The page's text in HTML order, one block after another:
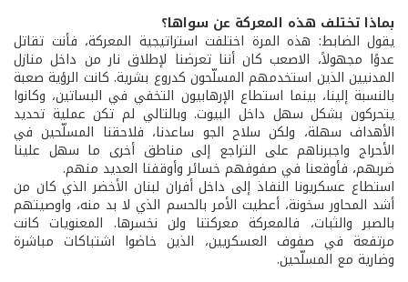
بماذا تختلف هذه المعركة عن سواها؟
يقول الضابط: هذه المرة اختلفت استراتيجية المعركة، فأنت تقاتل
عدوًا مجهولاً، الاصعب كان أننا تعرضنا لإطلاق نار من داخل منازل
المدنيين الذين استخدمهم المسلّحون كدروع بشرية. كانت الرؤية صعبة
بالنسبة إلينا، بينما استطاع الإرهابيون التخفي في البساتين، وكانوا
يتحركون بشكل سهل داخل البيوت. وبالتالي لم تكن عملية تحديد
الأهداف سهلة، ولكن سلاح الجو ساعدنا، فلاحقنا المسلّحين في
الأحراج واجبرناهم على التراجع إلى مناطق أخرى ما سهل علينا
ضربهم، فأوقعنا في صفوفهم خسائر وأوقفنا العديد منهم.
استطاع عسكريونا النفاذ إلى داخل أفران لبنان الأخضر الذي كان من
أشد المحاور سخونة، أعطيت الأمر بالحسم الذي لا بد منه، واوصيتهم
بالصبر والثبات، فالمعركة معركتنا ولن نخسرها. المعنويات كانت
مرتفعة في صفوف العسكريين، الذين خاضوا اشتباكات مباشرة
وضارية مع المسلّحين.